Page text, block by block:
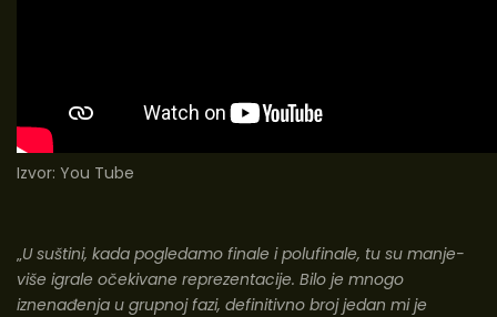
Izvor: You Tube
„U suštini, kada pogledamo finale i polufinale, tu su manje-
više igrale očekivane reprezentacije. Bilo je mnogo
iznenađenja u grupnoj fazi, definitivno broj jedan mi je